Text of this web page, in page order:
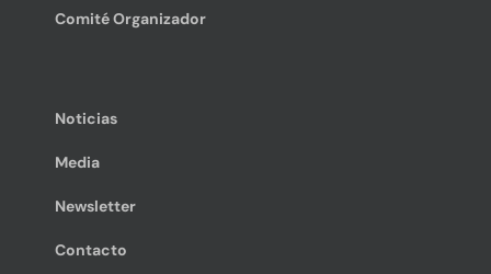
Comité Organizador
Noticias
Media
Newsletter
Contacto